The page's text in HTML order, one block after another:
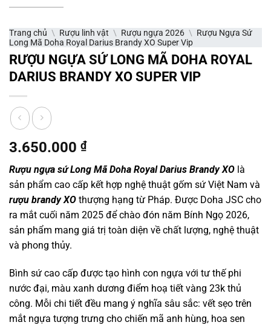
Trang chủ \ Rượu linh vật \ Rượu ngựa 2026 \ Rượu Ngựa Sứ
Long Mã Doha Royal Darius Brandy XO Super Vip
RƯỢU NGỰA SỨ LONG MÃ DOHA ROYAL
DARIUS BRANDY XO SUPER VIP
3.650.000 ₫
Rượu ngựa sứ Long Mã Doha Royal Darius Brandy XO là
sản phẩm cao cấp kết hợp nghệ thuật gốm sứ Việt Nam và
rượu brandy XO thượng hạng từ Pháp. Được Doha JSC cho
ra mắt cuối năm 2025 để chào đón năm Bính Ngọ 2026,
sản phẩm mang giá trị toàn diện về chất lượng, nghệ thuật
và phong thủy.
Bình sứ cao cấp được tạo hình con ngựa với tư thế phi
nước đại, màu xanh dương điểm hoạ tiết vàng 23k thủ
công. Mỗi chi tiết đều mang ý nghĩa sâu sắc: vết sẹo trên
mắt ngựa tượng trưng cho chiến mã anh hùng, hoa sen